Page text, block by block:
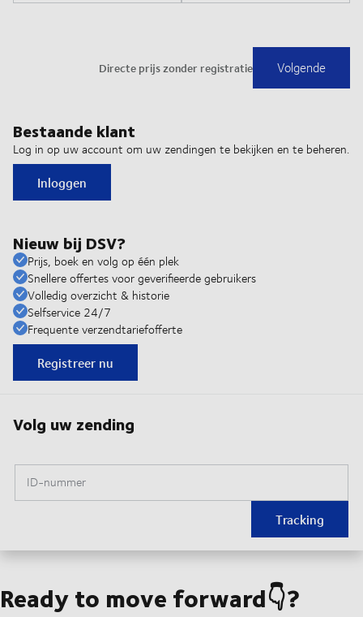
Bestaande klant
Log in op uw account om uw zendingen te bekijken en te beheren.
Inloggen
Nieuw bij DSV?
Prijs, boek en volg op één plek
Snellere offertes voor geverifieerde gebruikers
Volledig overzicht & historie
Selfservice 24/7
Frequente verzendtariefofferte
Registreer nu
Volg uw zending
ID-nummer
Tracking
Ready to move forward👇?